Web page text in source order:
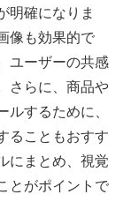
明確になりま
像も効果的で
ユーザーの共感
さらに、商品や
するために、
ることもおすす
にまとめ、視覚
とがポイントで